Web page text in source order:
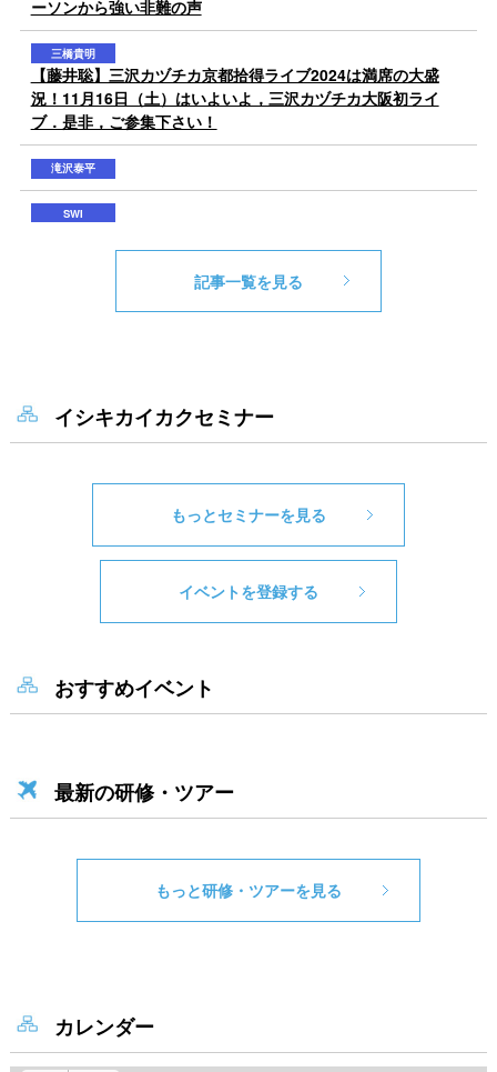
記事一覧を見る
イシキカイカクセミナー
もっとセミナーを見る
イベントを登録する
おすすめイベント
最新の研修・ツアー
もっと研修・ツアーを見る
カレンダー